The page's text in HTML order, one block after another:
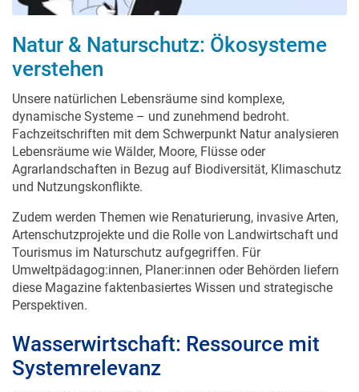
Natur & Naturschutz: Ökosysteme
verstehen
Unsere natürlichen Lebensräume sind komplexe,
dynamische Systeme – und zunehmend bedroht.
Fachzeitschriften mit dem Schwerpunkt Natur analysieren
Lebensräume wie Wälder, Moore, Flüsse oder
Agrarlandschaften in Bezug auf Biodiversität, Klimaschutz
und Nutzungskonflikte.
Zudem werden Themen wie Renaturierung, invasive Arten,
Artenschutzprojekte und die Rolle von Landwirtschaft und
Tourismus im Naturschutz aufgegriffen. Für
Umweltpädagog:innen, Planer:innen oder Behörden liefern
diese Magazine faktenbasiertes Wissen und strategische
Perspektiven.
Wasserwirtschaft: Ressource mit
Systemrelevanz